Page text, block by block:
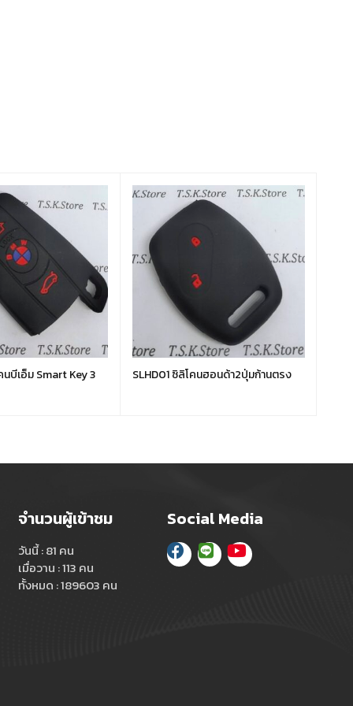
บีเอ็ม Smart Key 3
SLHD01 ซิลิโคนฮอนด้า2ปุ่มก้านตรง
จำนวนผู้เข้าชม
วันนี้ : 81 คน
เมื่อวาน : 113 คน
ทั้งหมด : 189603 คน
Social Media